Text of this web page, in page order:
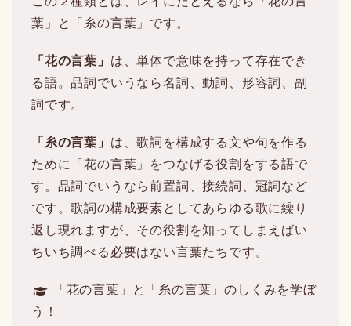
葉」と「糸の言葉」です。
「花の言葉」 は、単体で意味を持って存在でき
る語。品詞でいうなら名詞、動詞、形容詞、副
詞です。
「糸の言葉」 は、歌詞を構成する文や句を作る
ために「花の言葉」をつなげる役割をする語で
す。品詞でいうなら前置詞、接続詞、冠詞など
です。歌詞の構成要素としてあらゆる歌に繰り
返し現れますが、その役割を知ってしまえばい
ちいち調べる必要はない言葉たちです。
「花の言葉」と「糸の言葉」のしくみを学ぼ
う！